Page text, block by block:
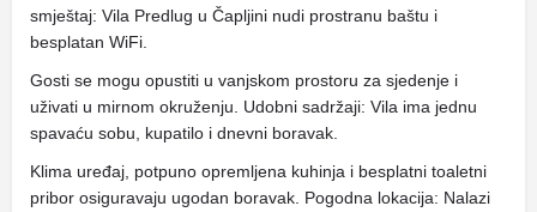
smještaj: Vila Predlug u Čapljini nudi prostranu baštu i
besplatan WiFi.
Gosti se mogu opustiti u vanjskom prostoru za sjedenje i
uživati ​​u mirnom okruženju. Udobni sadržaji: Vila ima jednu
spavaću sobu, kupatilo i dnevni boravak.
Klima uređaj, potpuno opremljena kuhinja i besplatni toaletni
pribor osiguravaju ugodan boravak. Pogodna lokacija: Nalazi